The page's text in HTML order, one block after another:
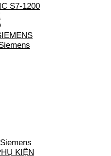
S7-1200
KIỆN